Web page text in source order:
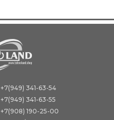
+7(949) 341-63-54
+7(949) 341-63-55
+7(908) 190-25-00